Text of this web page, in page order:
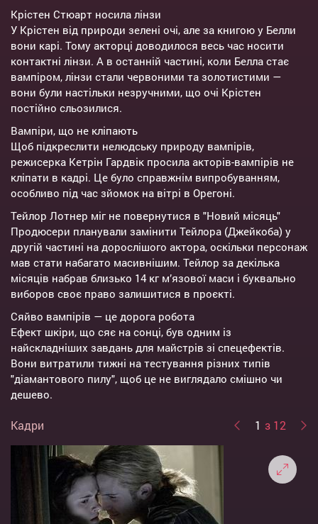
Крістен Стюарт носила лінзи
У Крістен від природи зелені очі, але за книгою у Белли
вони карі. Тому акторці доводилося весь час носити
контактні лінзи. А в останній частині, коли Белла стає
вампіром, лінзи стали червоними та золотистими —
вони були настільки незручними, що очі Крістен
постійно сльозилися.
Вампіри, що не кліпають
Щоб підкреслити нелюдську природу вампірів,
режисерка Кетрін Гардвік просила акторів-вампірів не
кліпати в кадрі. Це було справжнім випробуванням,
особливо під час зйомок на вітрі в Орегоні.
Тейлор Лотнер міг не повернутися в "Новий місяць"
Продюсери планували замінити Тейлора (Джейкоба) у
другій частині на дорослішого актора, оскільки персонаж
мав стати набагато масивнішим. Тейлор за декілька
місяців набрав близько 14 кг м’язової маси і буквально
виборов своє право залишитися в проєкті.
Сяйво вампірів — це дорога робота
Ефект шкіри, що сяє на сонці, був одним із
найскладніших завдань для майстрів зі спецефектів.
Вони витратили тижні на тестування різних типів
"діамантового пилу", щоб це не виглядало смішно чи
дешево.
Кадри 1 з 12